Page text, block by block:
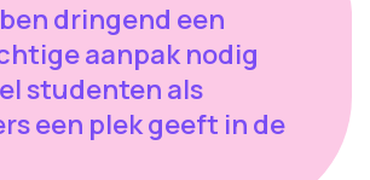
dringend een
aanpak nodig
studenten als
een plek geeft in de